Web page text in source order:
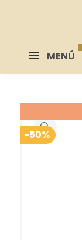
MENÚ
-50%